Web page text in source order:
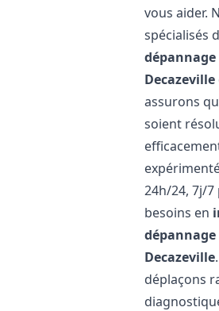
vous aider.
spécialisés
Decazeville
assurons
soient
24h/24, 7j/
besoins en
Decazeville
déplaçons